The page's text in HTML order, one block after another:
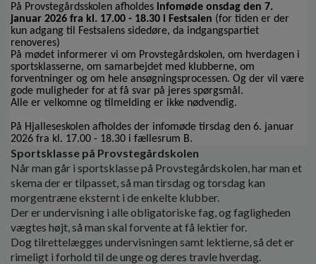
På Provstegårdsskolen afholdes infomøde onsdag den 7.
januar 2026 fra kl. 17.00 - 18.30 i Festsalen (for tiden er der
kun adgang til Festsalens sidedøre, da indgangspartiet
renoveres)
På mødet informerer vi om Provstegårdskolen, om hverdagen i
sportsklasserne, om samarbejdet med klubberne, om
forventninger og om hele ansøgningsprocessen. Og der vil være
gode muligheder for at få svar på jeres spørgsmål.
Alle er velkomne og tilmelding er ikke nødvendig.
På Hjalleseskolen afholdes der infomøde tirsdag den 6. januar
2026 fra kl. 17.00 - 18.30 i fællesrum B.
Sportsklasse på Provstegårdskolen
Når man går i sportsklasse på Provstegårdskolen, har man et
skema der er tilpasset, så man tirsdag og torsdag kan
morgentræne eksternt i de enkelte klubber.
Der er undervisning i alle obligatoriske fag, og fagligheden
vægtes højt, så man skal forvente at få lektier for.
Dog tilrettelægges undervisningen samt lektierne, så det er
rimeligt i forhold til de unge og deres travle hverdag.